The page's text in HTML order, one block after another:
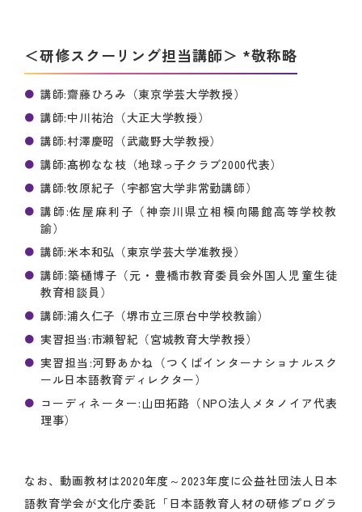
＜研修スクーリング担当講師＞ *敬称略
講師:齋藤ひろみ（東京学芸大学教授）
講師:中川祐治（大正大学教授）
講師:村澤慶昭（武蔵野大学教授）
講師:髙栁なな枝（地球っ子クラブ2000代表）
講師:牧原紀子（宇都宮大学非常勤講師）
講師:佐屋麻利子（神奈川県立相模向陽館高等学校教
諭）
講師:米本和弘（東京学芸大学准教授）
講師:築樋博子（元・豊橋市教育委員会外国人児童生徒
教育相談員）
講師:浦久仁子（堺市立三原台中学校教諭）
実習担当:市瀬智紀（宮城教育大学教授）
実習担当:河野あかね（つくばインターナショナルスク
ール日本語教育ディレクター）
コーディネーター:山田拓路（NPO法人メタノイア代表
理事）
なお、動画教材は2020年度～2023年度に公益社団法人日本
語教育学会が文化庁委託「日本語教育人材の研修プログラ